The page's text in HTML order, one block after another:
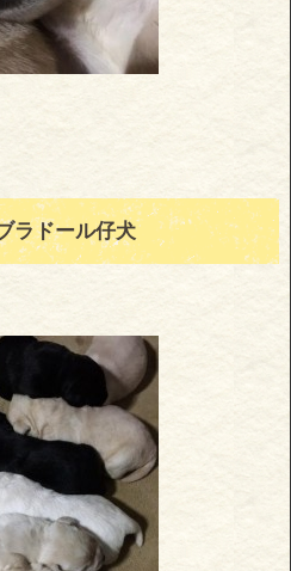
ラドール仔犬